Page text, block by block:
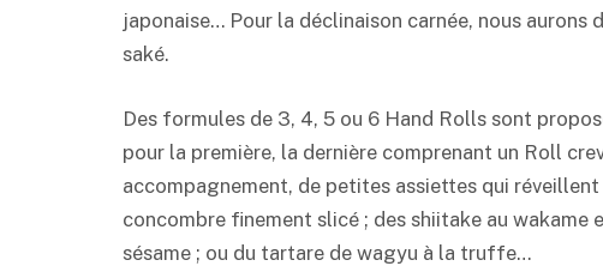
japonaise… Pour la déclinaison carnée, nous aurons
saké.
Des formules de 3, 4, 5 ou 6 Hand Rolls sont
pour la première, la dernière comprenant un Roll
accompagnement, de petites assiettes qui
concombre finement slicé ; des shiitake au
sésame ; ou du tartare de wagyu à la truffe…